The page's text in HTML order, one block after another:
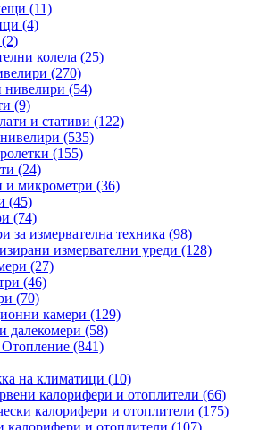
(11)
(4)
(2)
колела (25)
(270)
(54)
(9)
и стативи (122)
(535)
(155)
(24)
микрометри (36)
(45)
(74)
за измервателна техника (98)
измервателни уреди (128)
(27)
(46)
(70)
камери (129)
далекомери (58)
(841)
на климатици (10)
калорифери и отоплители (66)
калорифери и отоплители (175)
калорифери и отоплители (107)